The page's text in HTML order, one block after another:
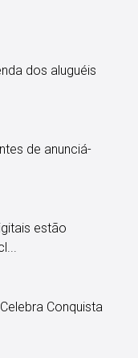
dos aluguéis
de anunciá-
estão
Conquista